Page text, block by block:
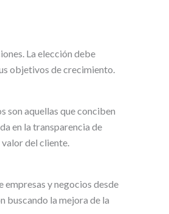
La elección debe
objetivos de crecimiento.
son aquellas que conciben
en la transparencia de
del cliente.
empresas y negocios desde
buscando la mejora de la